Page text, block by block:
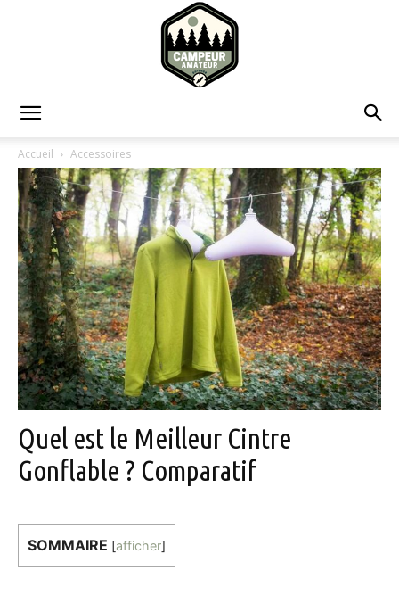
Amateur
Accueil Accessoires
Quel est le Meilleur Cintre
Gonflable ? Comparatif
SOMMAIRE [afficher]